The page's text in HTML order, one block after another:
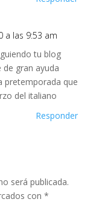
a las 9:53 am
tu blog
gran ayuda
pretemporada que
del italiano
Responder
será publicada.
con *